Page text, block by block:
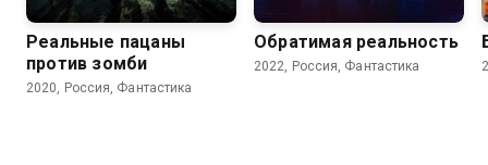
Реальные пацаны
против зомби
2020, Россия, Фантастика
Обратимая реальность
2022, Россия, Фантастика